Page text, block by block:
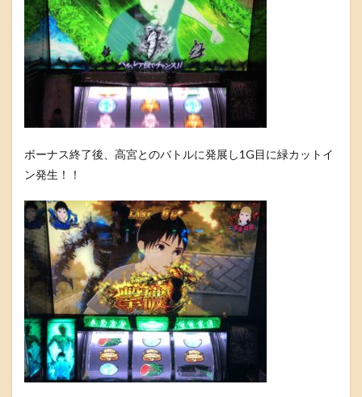
ボーナス終了後、高宮とのバトルに発展し1G目に緑カットイ
ン発生！！